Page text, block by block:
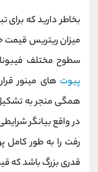
سطوح مختلف فیبوناچی، صرفا
پیوت
در واقع بیانگر
رفت را به طور کامل